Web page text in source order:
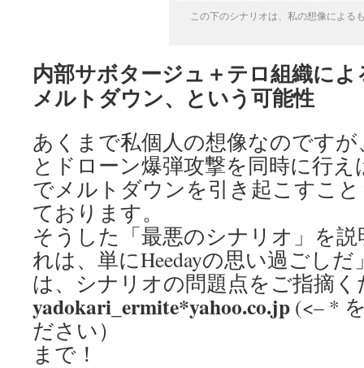
この下のシナリオは、私の想像による
内部サボタージュ＋テロ組織に
メルトダウン、という可能性
あくまで私個人の想像なのです
とドローン爆弾攻撃を同時に行
でメルトダウンを引き起こすこ
ております。
そうした「最悪のシナリオ」を
れは、単にHeedayの思い過ごし
は、シナリオの問題点をご指摘
yadokari_ermite*yahoo.co.jp (<– *
ださい）
まで！